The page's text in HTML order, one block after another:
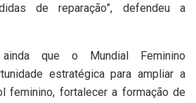
de reparação”, defendeu a
ainda que o Mundial Feminino
estratégica para ampliar a
feminino, fortalecer a formação de